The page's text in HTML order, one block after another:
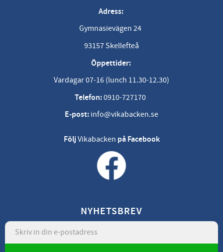
Adress:
Gymnasievägen 24
93157 Skellefteå
Öppettider:
Vardagar 07-16 (lunch 11.30-12.30)
Telefon:0910-727170
E-post: info@vikabacken.se
FöljVikabacken på Facebook
NYHETSBREV